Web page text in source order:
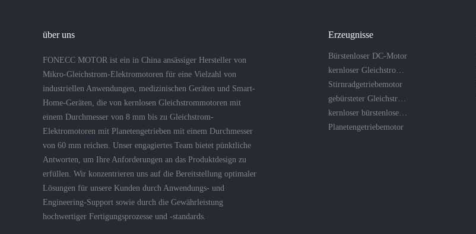
über uns
FONECC MOTOR ist ein in China ansässiger Hersteller von
Mikro-Gleichstrom-Elektromotoren für eine Vielzahl von
industriellen Anwendungen, medizinischen Geräten und Smart-
Home-Geräten, die von kernlosen Gleichstrommotoren mit
einem Durchmesser von 8 mm bis zu Gleichstrom-
Elektromotoren mit Planetengetrieben mit einem Durchmesser
von 60 mm reichen. Unser engagiertes Team bietet pünktliche
Antworten, um Ihre Anforderungen an das Produktdesign zu
erfüllen. Wir konzentrieren uns auf die Bereitstellung optimaler
Lösungen für unsere Kunden durch Anwendungs- und
Engineering-Support sowie durch die Gewährleistung
hochwertiger Fertigungsprozesse und -standards.
Erzeugnisse
Bürstenloser DC-Motor
Stirnradgetriebemotor
Planetengetriebemotor